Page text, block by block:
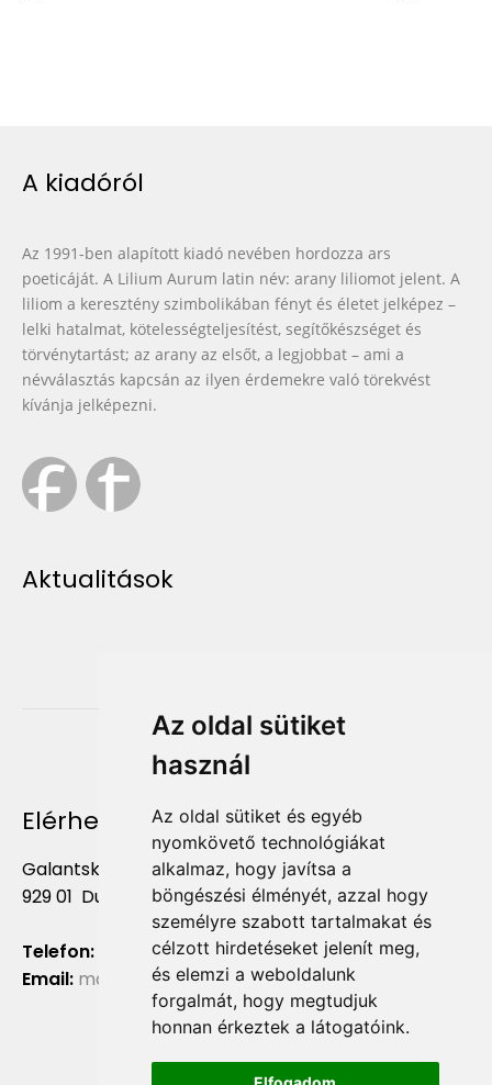
Az oldal sütiket
használ
Az oldal sütiket és egyéb
nyomkövető technológiákat
alkalmaz, hogy javítsa a
böngészési élményét, azzal hogy
személyre szabott tartalmakat és
célzott hirdetéseket jelenít meg,
és elemzi a weboldalunk
forgalmát, hogy megtudjuk
honnan érkeztek a látogatóink.
A kiadóról
Az 1991-ben alapított kiadó nevében hordozza ars
poeticáját. A Lilium Aurum latin név: arany liliomot jelent. A
liliom a keresztény szimbolikában fényt és életet jelképez –
lelki hatalmat, kötelességteljesítést, segítőkészséget és
törvénytartást; az arany az elsőt, a legjobbat – ami a
névválasztás kapcsán az ilyen érdemekre való törekvést
kívánja jelképezni.
Aktualitások
Elérhetőség
Galantská cesta 658/2F
929 01 Dunajská Streda
Telefon:
+421 903 724 781
Email: marketing@liliumaurum.sk